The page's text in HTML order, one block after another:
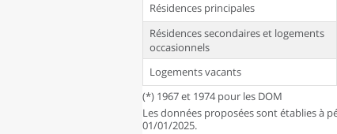
Résidences principales
Résidences secondaires et logements
occasionnels
Logements vacants
(*) 1967 et 1974 pour les DOM
Les données proposées sont établies à
01/01/2025.